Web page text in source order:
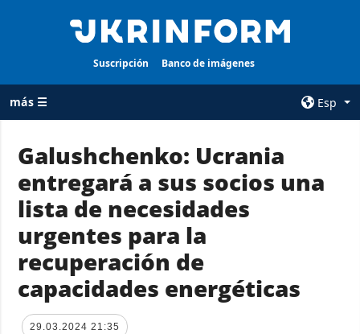
Suscripción Banco de imágenes
más ☰
Esp
TODAS LAS
CATEGORÍAS
Guerra
Reconstrucción
de Ucrania
Política
Economía
AGENCIA
sobre la agencia
servicios
Galushchenko: Ucrania
entregará a sus socios una
lista de necesidades
urgentes para la
recuperación de
capacidades energéticas
29.03.2024 21:35